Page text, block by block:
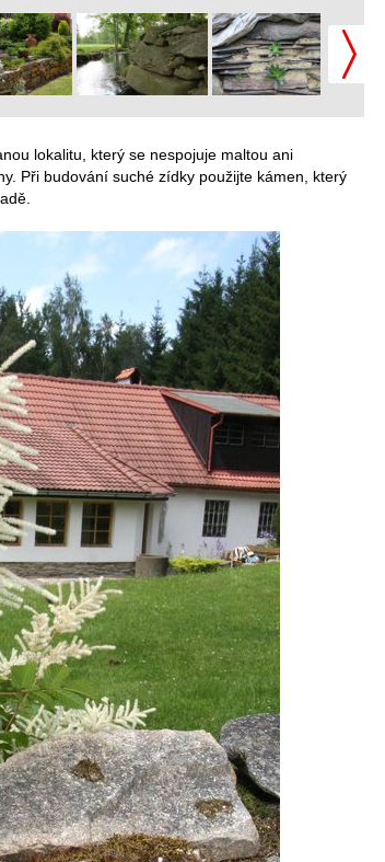
lokalitu, který se nespojuje maltou ani
Při budování suché zídky použijte kámen, který